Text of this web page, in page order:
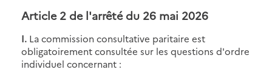
Article 2 de l'arrêté du 26 mai 2026
I. La commission consultative paritaire est
obligatoirement consultée sur les questions d'ordre
individuel concernant :